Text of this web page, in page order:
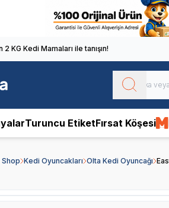
KG Kedi Mamaları ile tanışın!
Turuncu EtiketFırsat Köşesi
Kedi Oyuncakları Olta Kedi Oyuncağı